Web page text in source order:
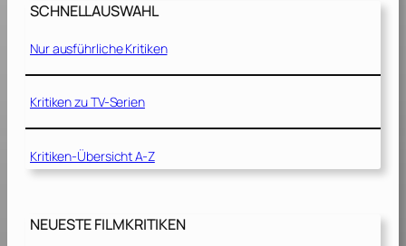
e
C
a
p
c
o
n
SCHNELLAUSWAHL
Nur ausführliche Kritiken
Kritiken zu TV-Serien
Kritiken-Übersicht A-Z
NEUESTE FILMKRITIKEN